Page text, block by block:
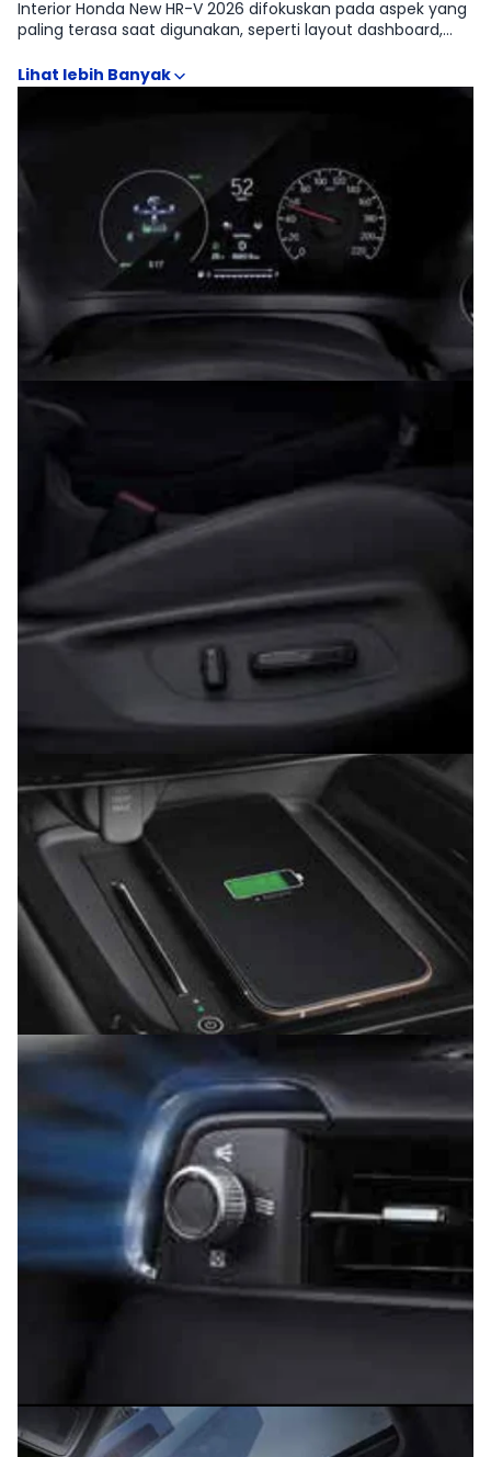
Interior Honda New HR-V 2026 difokuskan pada aspek yang
paling terasa saat digunakan, seperti layout dashboard,
yang relevan untuk kebutuhan CROSSOVER. Galeri interior
juga membantu menilai kualitas material, desain head
antar Honda New HR-V 1.5L e:HEV Modulo, Honda New HR-V
1.5L RS e:HEV, Honda New HR-V 1.5L E+ CVT, Honda New HR-V
1.5L e:HEV, Honda New HR-V 1.5L E CVT memudahkan
identifikasi perbedaan fitur kenyamanan dan kelengkapan
kabin sebelum memilih varian.